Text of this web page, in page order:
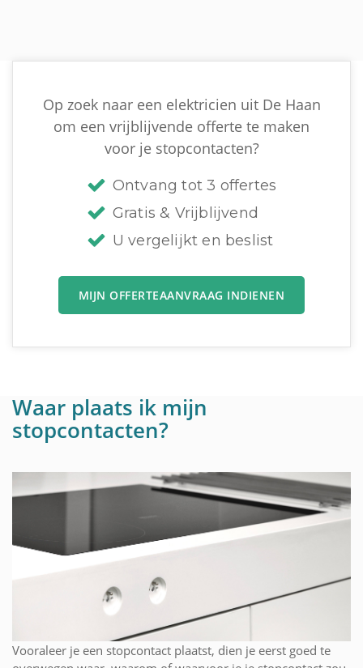
Op zoek naar een elektricien uit De Haan
om een vrijblijvende offerte te maken
voor je stopcontacten?
Ontvang tot 3 offertes
Gratis & Vrijblijvend
U vergelijkt en beslist
MIJN OFFERTEAANVRAAG INDIENEN
Waar plaats ik mijn
stopcontacten?
Vooraleer je een stopcontact plaatst, dien je eerst goed te